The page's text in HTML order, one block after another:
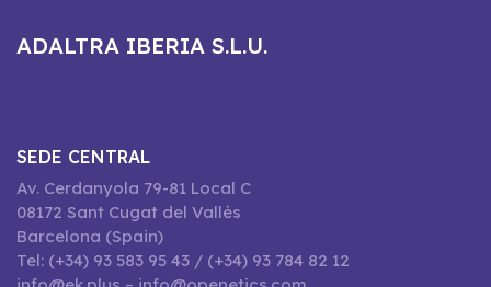
ADALTRA IBERIA S.L.U.
SEDE CENTRAL
Av. Cerdanyola 79-81 Local C
08172 Sant Cugat del Vallès
Barcelona (Spain)
Tel: (+34) 93 583 95 43 / (+34) 93 784 82 12